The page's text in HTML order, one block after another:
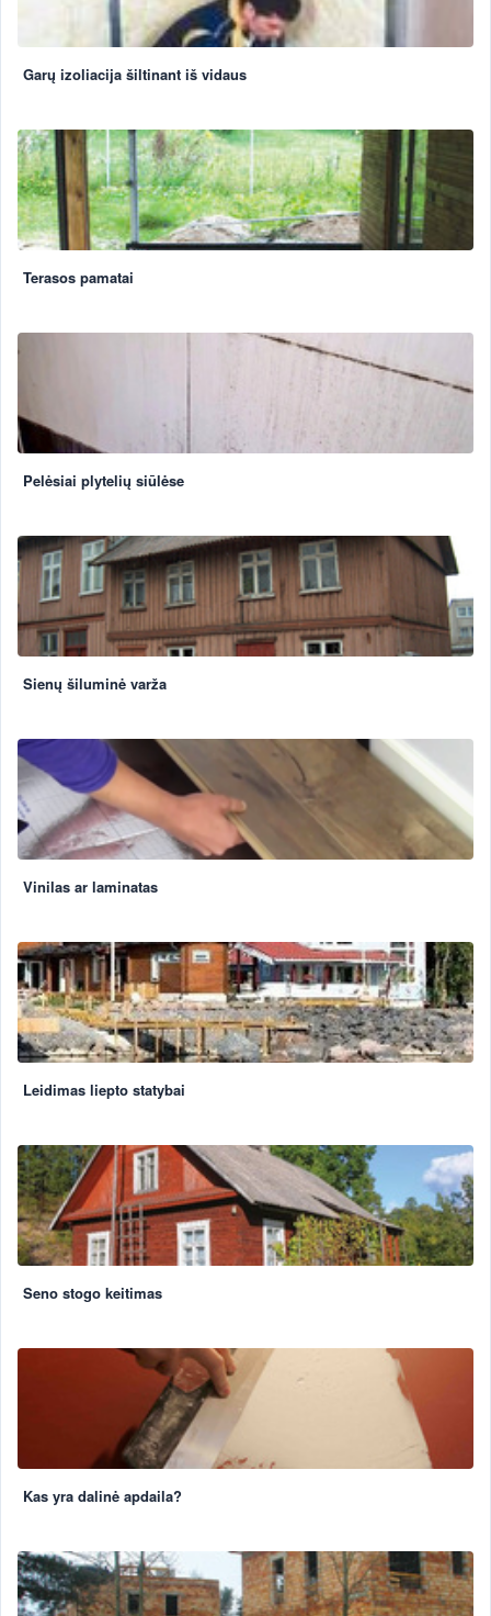
Garų izoliacija šiltinant iš vidaus
Terasos pamatai
Pelėsiai plytelių siūlėse
Sienų šiluminė varža
Vinilas ar laminatas
Leidimas liepto statybai
Seno stogo keitimas
Kas yra dalinė apdaila?